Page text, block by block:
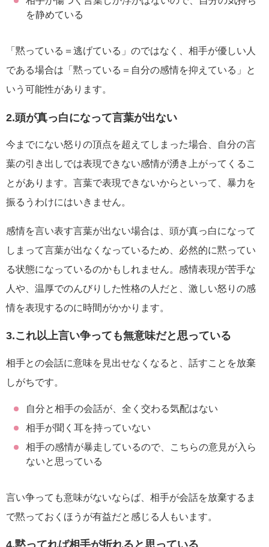
を静めている
「黙っている＝逃げている」のではなく、相手が優しい人
である場合は「黙っている＝自分の感情を抑えている」と
いう可能性があります。
2.頭が真っ白になって言葉が出ない
今までにない怒りの頂点を超えてしまった場合、自分の言
葉の引き出しでは表現できない感情が湧き上がってくるこ
とがあります。言葉で表現できないからといって、暴力を
振るうわけにはいきません。
感情を言い表す言葉が出ない場合は、頭が真っ白になって
しまって言葉が出なくなっているため、必然的に黙ってい
る状態になっているのかもしれません。感情表現が苦手な
人や、温厚でのんびりした性格の人だと、激しい怒りの感
情を表現するのに時間がかかります。
3.これ以上言い争っても無意味だと思っている
相手との会話に意味を見出せなくなると、話すことを放棄
しがちです。
自分と相手の会話が、全く交わる気配はない
相手が聞く耳を持っていない
相手の感情が暴走しているので、こちらの意見が入ら
ないと思っている
言い争っても意味がないならば、相手が会話を放棄するま
で黙っておくほうが有益だと感じる人もいます。
4.黙ってれば相手が折れると思っている